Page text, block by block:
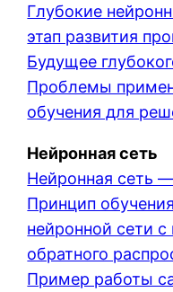
Глубокие
этап развития
Будущее
Проблемы
обучения для
Нейронная сеть
Нейронная сеть
Принцип
нейронной сети
обратного
Пример работы